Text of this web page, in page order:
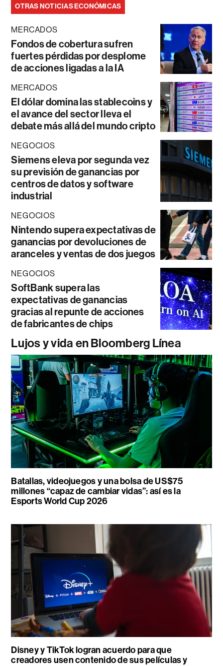
OTRAS NOTICIAS ECONÓMICAS
MERCADOS
Fondos de cobertura sufren
fuertes pérdidas por desplome
de acciones ligadas a la IA
MERCADOS
El dólar domina las stablecoins y
el avance del sector lleva el
debate más allá del mundo cripto
NEGOCIOS
Siemens eleva por segunda vez
su previsión de ganancias por
centros de datos y software
industrial
NEGOCIOS
Nintendo supera expectativas de
ganancias por devoluciones de
aranceles y ventas de dos juegos
NEGOCIOS
SoftBank supera las
expectativas de ganancias
gracias al repunte de acciones
de fabricantes de chips
Lujos y vida en Bloomberg Línea
Batallas, videojuegos y una bolsa de US$75
millones “capaz de cambiar vidas”: así es la
Esports World Cup 2026
Disney y TikTok logran acuerdo para que
creadores usen contenido de sus películas y